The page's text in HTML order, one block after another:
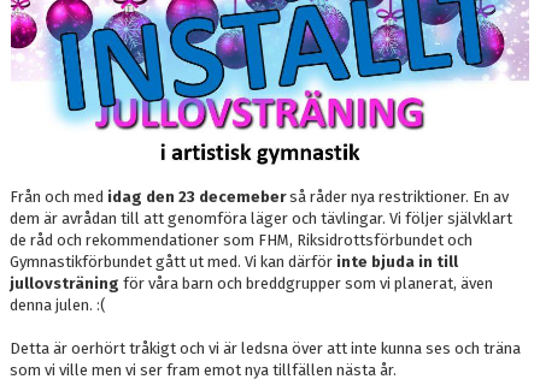
DOKUMENT
BOKNING
FRITIDSKORTET
Från och med idag den 23 decemeberså råder nya restriktioner. En av
dem är avrådan till att genomföra läger och tävlingar. Vi följer självklart
de råd och rekommendationer som FHM, Riksidrottsförbundet och
Gymnastikförbundet gått ut med. Vi kan därför inte bjuda in till
jullovsträning för våra barn och breddgrupper som vi planerat, även
denna julen. :(
Detta är oerhört tråkigt och vi är ledsna över att inte kunna ses och träna
som vi ville men vi ser fram emot nya tillfällen nästa år.